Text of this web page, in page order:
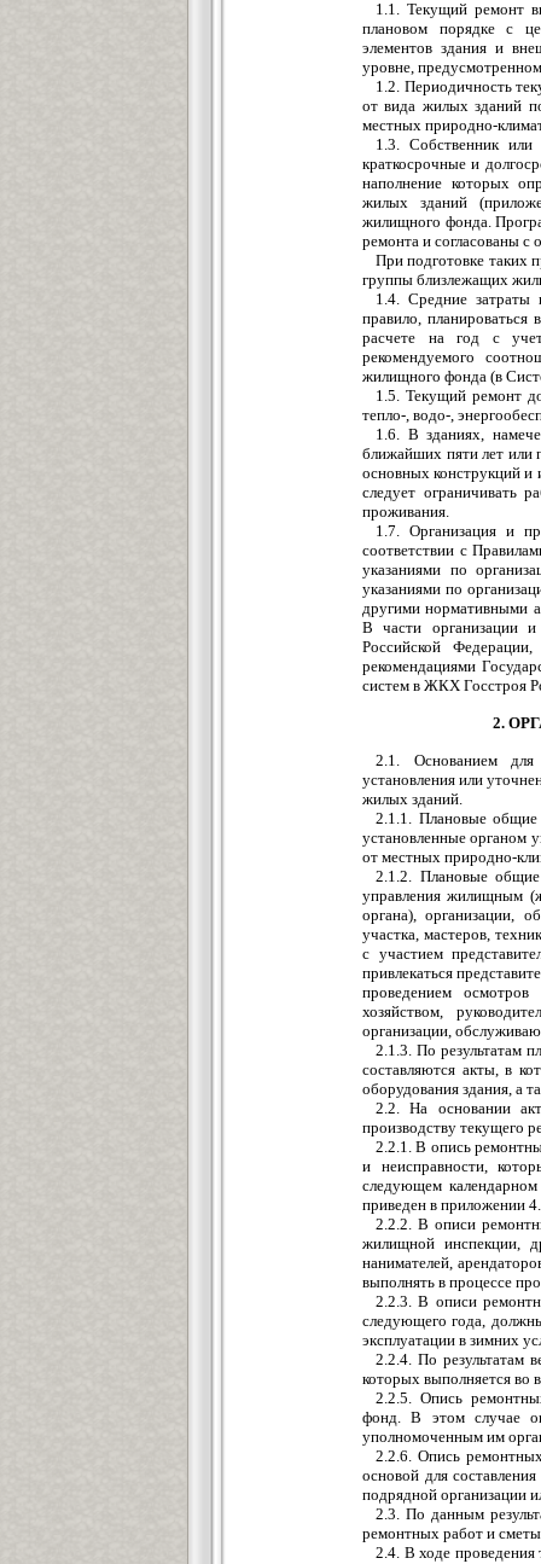
1.1. Текущий ремонт
плановом порядке с
элементов здания и
уровне,
1.2. Периодичность
от вида жилых зданий
местных природно-
1.3. Собственник или
краткосрочные и
наполнение которых
жилых зданий
жилищного фонда.
ремонта и согласованы
При подготовке таких
группы близлежащих
1.4. Средние
правило,
расчете на год с
рекомендуемого
жилищного фонда (в
1.5. Текущий ремонт
тепло-, водо-,
1.6. В зданиях,
ближайших пяти лет или
основных конструкций и
следует ограничивать
проживания.
1.7. Организация и
соответствии с
указаниями по
указаниями по
другими нормативными
В части организации и
Российской
рекомендациями
систем в ЖКХ Госстроя
2.
2.1. Основанием
установления или
жилых зданий.
2.1.1. Плановые общие
установленные органом
от местных природно-
2.1.2. Плановые общие
управления жилищным
органа), организации,
участка, мастеров,
с участием
привлекаться
проведением
хозяйством,
организации,
2.1.3. По результатам
составляются акты, в
оборудования здания, а
2.2. На основании
производству текущего
2.2.1. В опись
и неисправности,
следующем
приведен в приложении 4.
2.2.2. В описи
жилищной инспекции,
нанимателей,
выполнять в процессе
2.2.3. В описи
следующего года,
эксплуатации в зимних
2.2.4. По результатам
которых выполняется во
2.2.5. Опись
фонд. В этом случае
уполномоченным им
2.2.6. Опись ремонтных
основой для
подрядной организации
2.3. По данным
ремонтных работ и
2.4. В ходе